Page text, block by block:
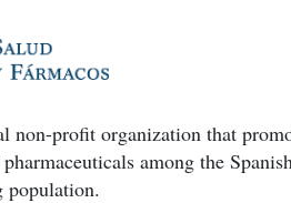
non-profit organization that
among the
population.